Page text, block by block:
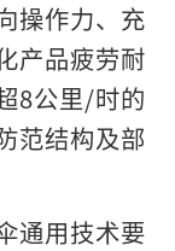
操作力、充
产品疲劳耐
8公里/时的
范结构及部
通用技术要